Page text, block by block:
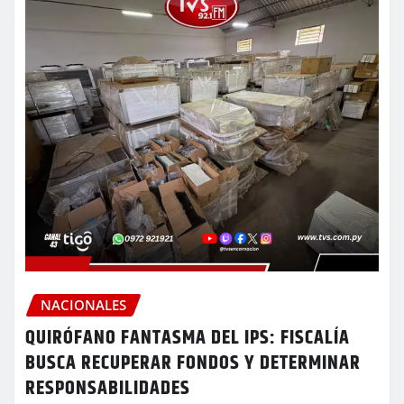
NACIONALES
QUIRÓFANO FANTASMA DEL IPS: FISCALÍA
BUSCA RECUPERAR FONDOS Y DETERMINAR
RESPONSABILIDADES